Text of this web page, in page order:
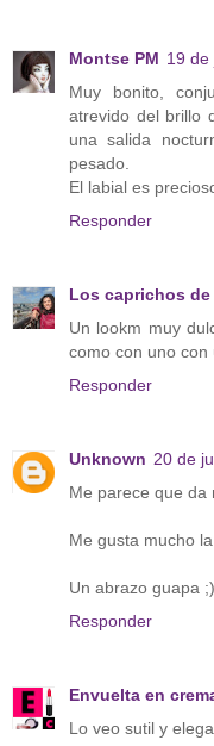
Montse PM 19 de
Muy bonito,
atrevido del brillo
una salida
pesado.
El labial es
Responder
Los caprichos de
Un lookm muy
como con uno con
Responder
Unknown 20 de
Me parece que da
Me gusta mucho
Un abrazo guapa ;)
Responder
Envuelta en
Lo veo sutil y